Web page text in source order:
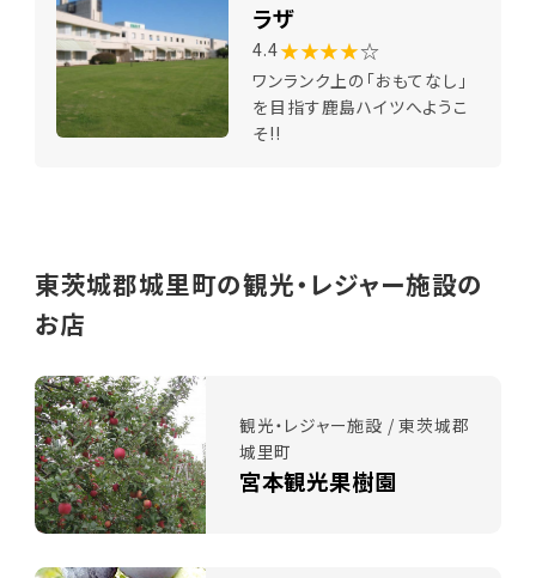
ラザ
4.4★★★★☆
ワンランク上の「おもてなし」
を目指す鹿島ハイツへようこ
そ!!
東茨城郡城里町の観光・レジャー施設の
お店
観光・レジャー施設 / 東茨城郡
城里町
宮本観光果樹園